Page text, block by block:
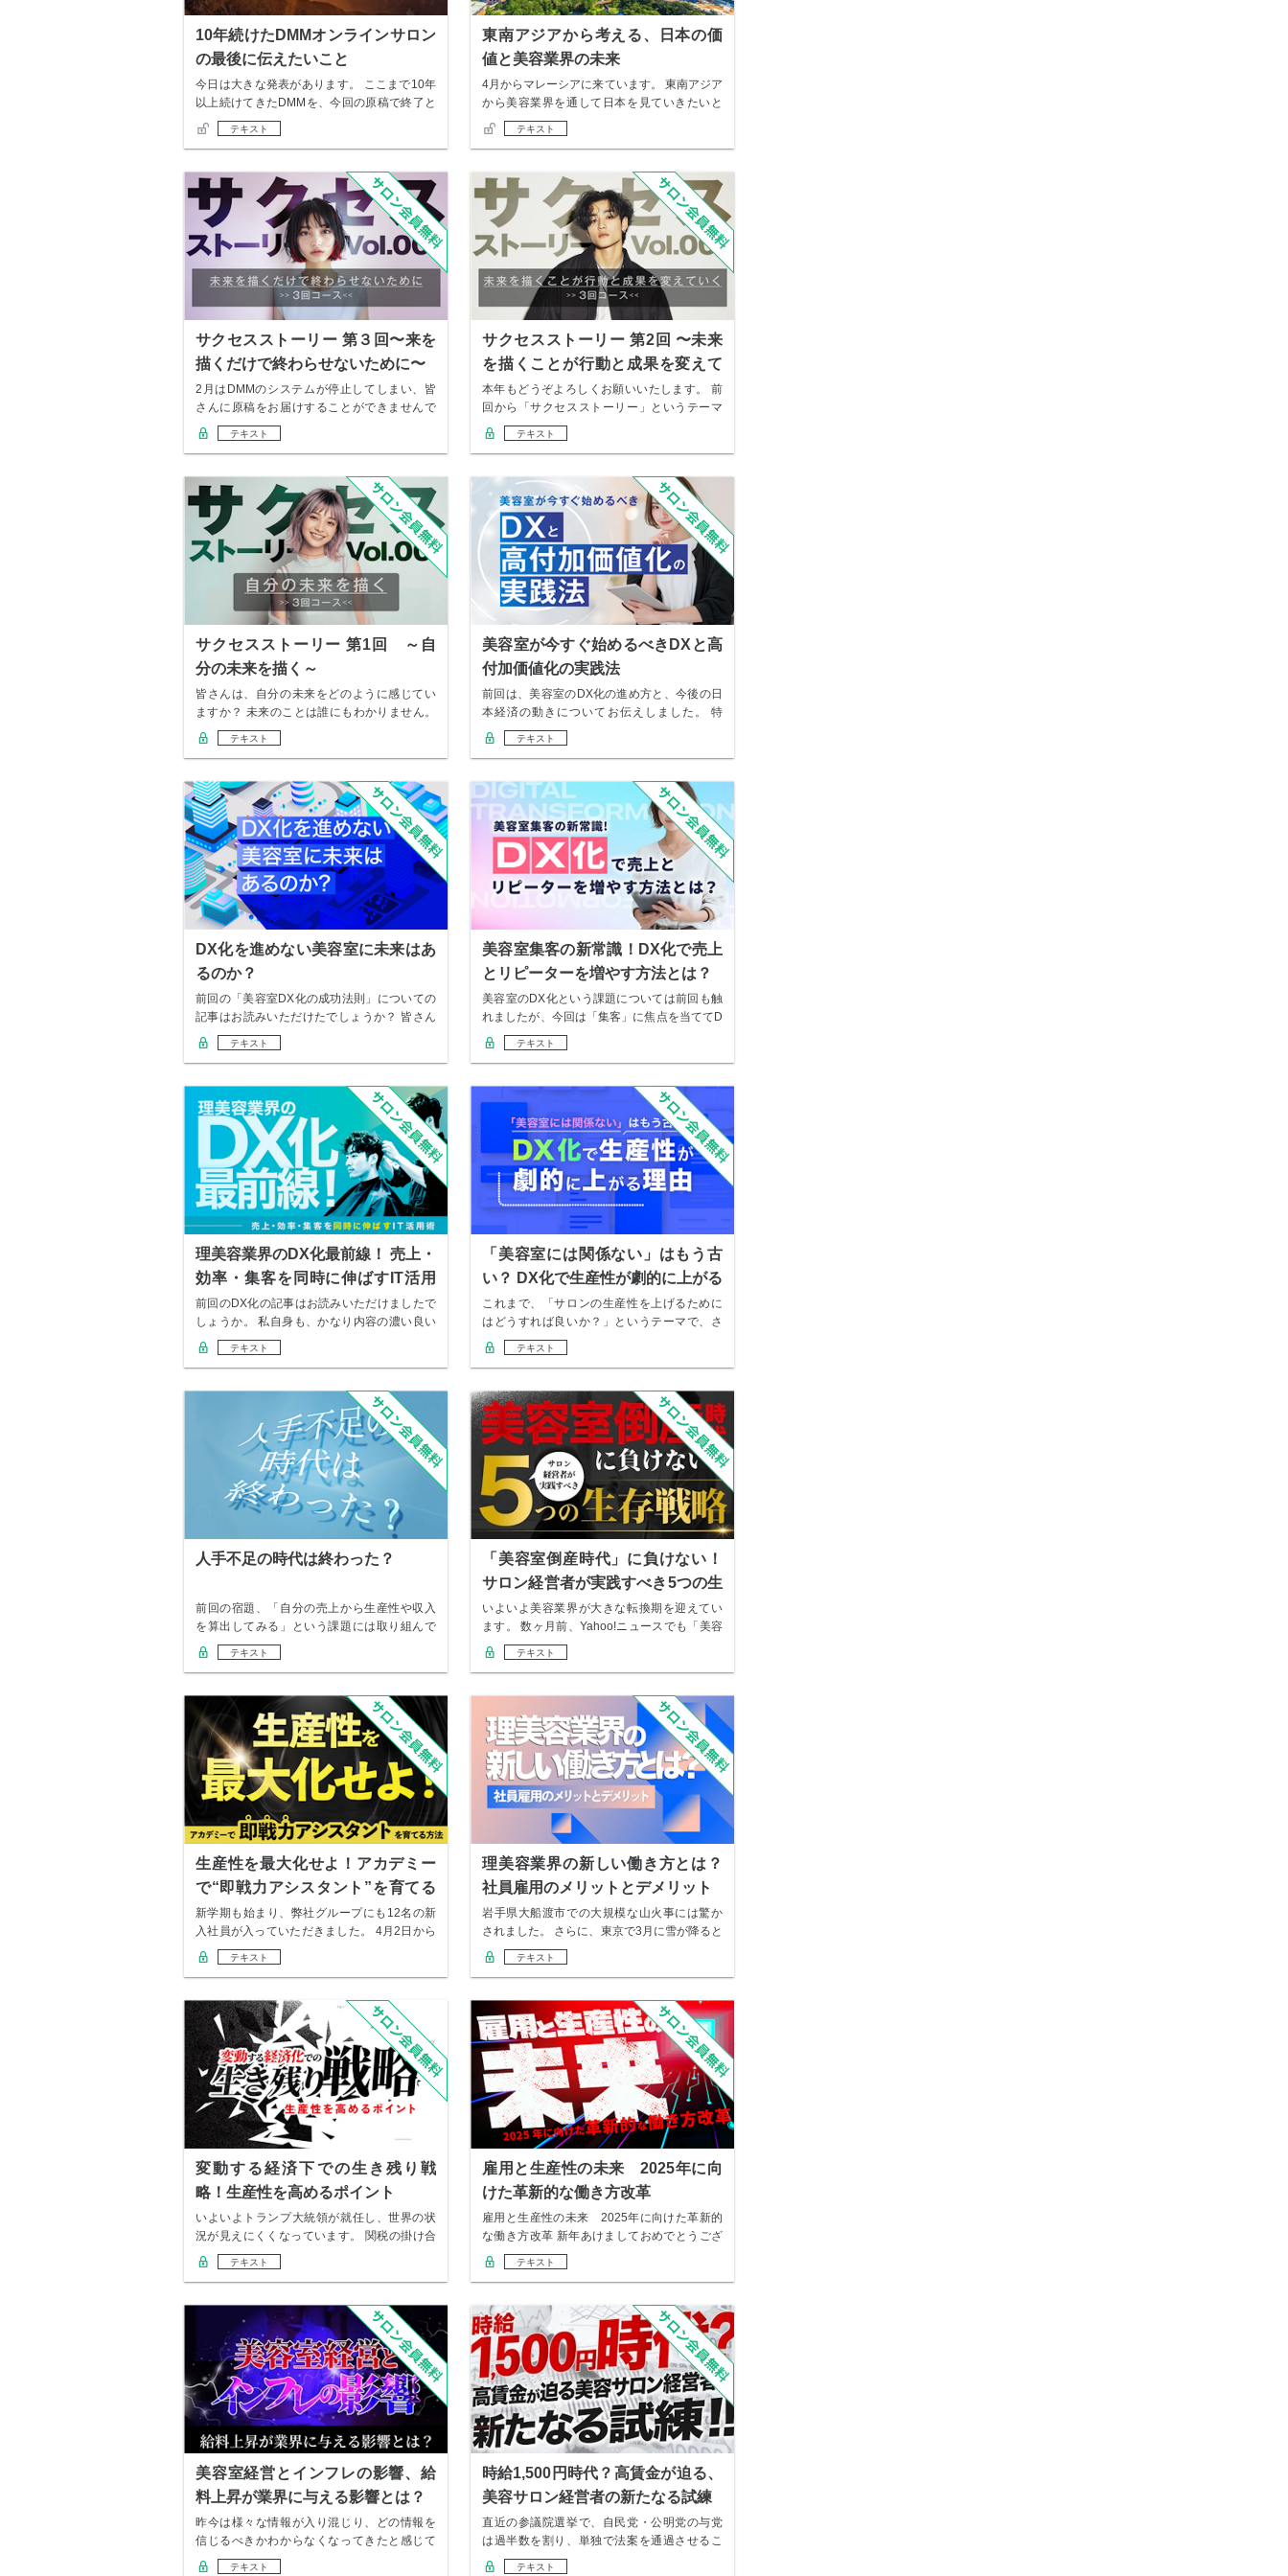
10年続けたDMMオンラインサロン
の最後に伝えたいこと
今日は大きな発表があります。 ここまで10年
以上続けてきたDMMを、今回の原稿で終了と
させ…
テキスト
東南アジアから考える、日本の価
値と美容業界の未来
4月からマレーシアに来ています。 東南アジア
から美容業界を通して日本を見ていきたいと
思いマ…
テキスト
サクセスストーリー 第３回〜来を
描くだけで終わらせないために〜
2月はDMMのシステムが停止してしまい、皆
さんに原稿をお届けすることができませんで
した。 …
テキスト
サクセスストーリー 第2回 〜未来
を描くことが行動と成果を変えて
いく〜
本年もどうぞよろしくお願いいたします。 前
回から「サクセスストーリー」というテーマ
で、全3…
テキスト
サクセスストーリー 第1回 ～自
分の未来を描く～
皆さんは、自分の未来をどのように感じてい
ますか？ 未来のことは誰にもわかりません。
ですが、…
テキスト
美容室が今すぐ始めるべきDXと高
付加価値化の実践法
前回は、美容室のDX化の進め方と、今後の日
本経済の動きについてお伝えしました。 特
に、高市…
テキスト
DX化を進めない美容室に未来はあ
るのか？
前回の「美容室DX化の成功法則」についての
記事はお読みいただけたでしょうか？ 皆さん
の中で…
テキスト
美容室集客の新常識！DX化で売上
とリピーターを増やす方法とは？
美容室のDX化という課題については前回も触
れましたが、今回は「集客」に焦点を当ててD
X化を…
テキスト
理美容業界のDX化最前線！ 売上・
効率・集客を同時に伸ばすIT活用
術
前回のDX化の記事はお読みいただけましたで
しょうか。 私自身も、かなり内容の濃い良い
記事に…
テキスト
「美容室には関係ない」はもう古
い？ DX化で生産性が劇的に上がる
理由
これまで、「サロンの生産性を上げるために
はどうすれば良いか？」というテーマで、さ
まざまな考…
テキスト
人手不足の時代は終わった？
前回の宿題、「自分の売上から生産性や収入
を算出してみる」という課題には取り組んで
いただけま…
テキスト
「美容室倒産時代」に負けない！
サロン経営者が実践すべき5つの生
存戦略
いよいよ美容業界が大きな転換期を迎えてい
ます。 数ヶ月前、Yahoo!ニュースでも「美容
室…
テキスト
生産性を最大化せよ！アカデミー
で“即戦力アシスタント”を育てる
方法
新学期も始まり、弊社グループにも12名の新
入社員が入っていただきました。 4月2日から
新人…
テキスト
理美容業界の新しい働き方とは？
社員雇用のメリットとデメリット
岩手県大船渡市での大規模な山火事には驚か
されました。 さらに、東京で3月に雪が降ると
いう珍…
テキスト
変動する経済下での生き残り戦
略！生産性を高めるポイント
いよいよトランプ大統領が就任し、世界の状
況が見えにくくなっています。 関税の掛け合
いや移民…
テキスト
雇用と生産性の未来 2025年に向
けた革新的な働き方改革
雇用と生産性の未来 2025年に向けた革新的
な働き方改革 新年あけましておめでとうござ
いま…
テキスト
美容室経営とインフレの影響、給
料上昇が業界に与える影響とは？
昨今は様々な情報が入り混じり、どの情報を
信じるべきかわからなくなってきたと感じて
いませんか…
テキスト
時給1,500円時代？高賃金が迫る、
美容サロン経営者の新たなる試練
直近の参議院選挙で、自民党・公明党の与党
は過半数を割り、単独で法案を通過させるこ
とができな…
テキスト